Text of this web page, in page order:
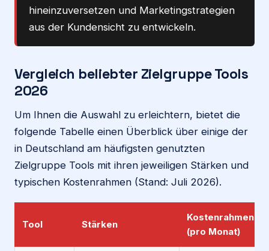
hineinzuversetzen und Marketingstrategien
aus der Kundensicht zu entwickeln.
Vergleich beliebter Zielgruppe Tools
2026
Um Ihnen die Auswahl zu erleichtern, bietet die
folgende Tabelle einen Überblick über einige der
in Deutschland am häufigsten genutzten
Zielgruppe Tools mit ihren jeweiligen Stärken und
typischen Kostenrahmen (Stand: Juli 2026).
Tool Stärken
Kostenrahmen
(pro Monat)